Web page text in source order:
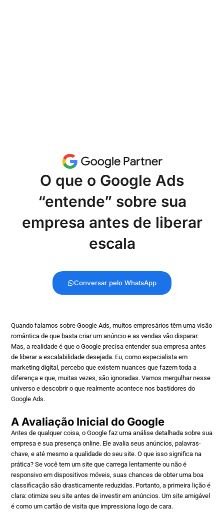
O que o Google Ads
“entende” sobre sua
empresa antes de liberar
escala
Conversar pelo WhatsApp
Quando falamos sobre Google Ads, muitos empresários têm uma visão
romântica de que basta criar um anúncio e as vendas vão disparar.
Mas, a realidade é que o Google precisa entender sua empresa antes
de liberar a escalabilidade desejada. Eu, como especialista em
marketing digital, percebo que existem nuances que fazem toda a
diferença e que, muitas vezes, são ignoradas. Vamos mergulhar nesse
universo e descobrir o que realmente acontece nos bastidores do
Google Ads.
A Avaliação Inicial do Google
Antes de qualquer coisa, o Google faz uma análise detalhada sobre sua
empresa e sua presença online. Ele avalia seus anúncios, palavras-
chave, e até mesmo a qualidade do seu site. O que isso significa na
prática? Se você tem um site que carrega lentamente ou não é
responsivo em dispositivos móveis, suas chances de obter uma boa
classificação são drasticamente reduzidas. Portanto, a primeira lição é
clara: otimize seu site antes de investir em anúncios. Um site amigável
é como um cartão de visita que impressiona logo de cara.